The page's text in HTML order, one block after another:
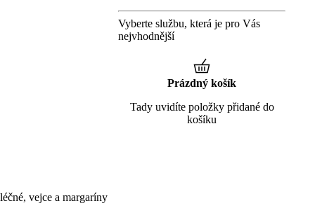
vejce a margaríny
Vyberte službu, která je pro Vás
nejvhodnější
Prázdný košík
Tady uvidíte položky přidané do
košíku